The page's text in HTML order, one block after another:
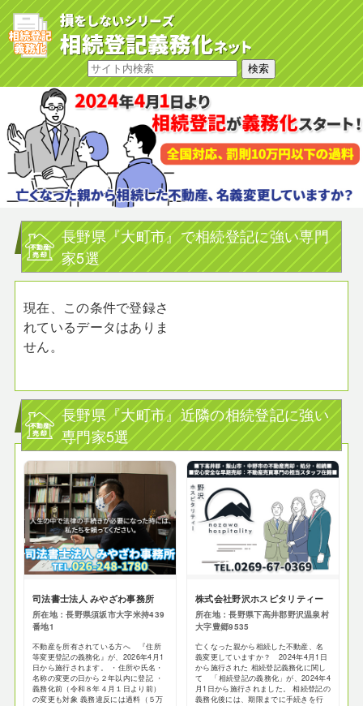
長野県『大町市』で相続登記に強い専門
家5選
現在、この条件で登録さ
れているデータはありま
せん。
長野県『大町市』近隣の相続登記に強い
専門家5選
司法書士法人 みやざわ事務所
所在地：長野県須坂市大字米持439
番地1
不動産を所有されている方へ 『住所
等変更登記の義務化』が、2026年4月1
日から施行されます。 ・住所や氏名・
名称の変更の日から２年以内に登記 ・
義務化前（令和８年４月１日より前）
の変更も対象 義務違反には過料（５万
株式会社野沢ホスピタリティー
所在地：長野県下高井郡野沢温泉村
大字豊郷9535
亡くなった親から相続した不動産、名
義変更していますか？ 2024年4月1日
から施行された 相続登記義務化に関し
て 「相続登記の義務化」が、2024年4
月1日から施行されました。 相続登記の
義務化後には、期限までに手続きを行